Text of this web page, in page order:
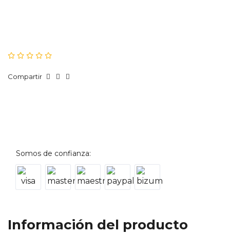
Compartir
Somos de confianza:
Información del producto